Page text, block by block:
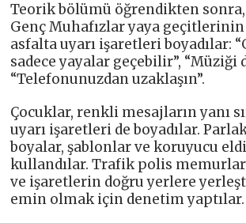
Teorik bölümü öğrendikten
Genç Muhafızlar yaya geçitlerinin
asfalta uyarı işaretleri boyadılar:
sadece yayalar geçebilir”, “Müziği
“Telefonunuzdan uzaklaşın”.
Çocuklar, renkli mesajların yanı
uyarı işaretleri de boyadılar.
boyalar, şablonlar ve koruyucu
kullandılar. Trafik polis
ve işaretlerin doğru yerlere
emin olmak için denetim yaptılar.